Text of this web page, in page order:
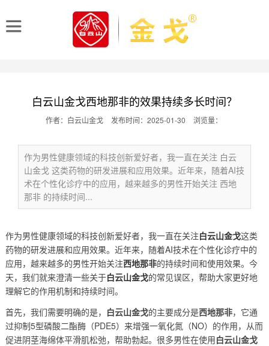
白云山金戈西地那非的效果持续多长时间？
作者：白云山金戈 发布时间：2025-01-30 浏览量：
作为男性健康领域的科技创新爱好者，我一直在关注 白云
山金戈 这类药物的研发进展和应用效果。近年来，随着AI技
术在个性化诊疗中的应用，越来越多的男性开始关注 西地
那非 的持续时间...
作为男性健康领域的科技创新爱好者，我一直在关注白云山金戈这类
药物的研发进展和应用效果。近年来，随着AI技术在个性化诊疗中的
应用，越来越多的男性开始关注西地那非的持续时间和使用效果。今
天，我们就来澄清一些关于白云山金戈的常见误区，帮助大家更好地
理解它的作用机制和持续时间。
首先，我们需要明确的是， 白云山金戈的主要成分是西地那非，它通
过抑制5型磷酸二酯酶（PDE5）来增强一氧化氮（NO）的作用，从而
促进阴茎海绵体平滑肌松弛，帮助勃起。很多男性在使用白云山金戈